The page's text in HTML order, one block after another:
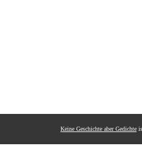
Keine Geschichte aber Gedichte